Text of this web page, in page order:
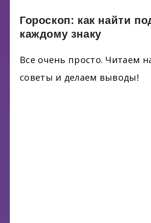
Гороскоп: как найти
каждому знаку
Все очень просто. Читаем
советы и делаем выводы!